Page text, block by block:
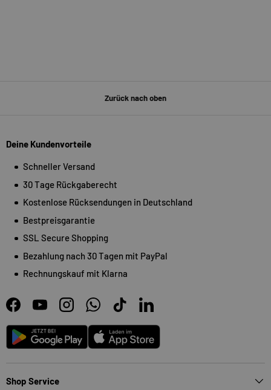
Zurück nach oben
Deine Kundenvorteile
Schneller Versand
30 Tage Rückgaberecht
Kostenlose Rücksendungen in Deutschland
Bestpreisgarantie
SSL Secure Shopping
Bezahlung nach 30 Tagen mit PayPal
Rechnungskauf mit Klarna
FacebookYouTubeInstagramWhatsAppTikTokLinkedIn
Android App Store
Shop Service